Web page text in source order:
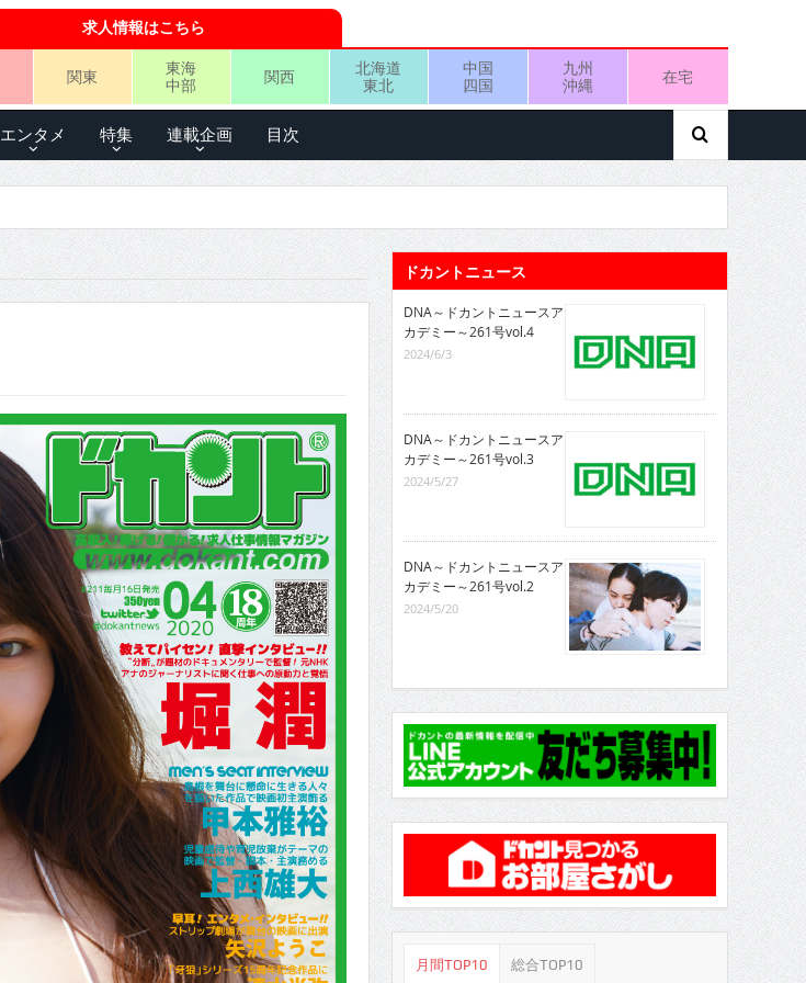
求人情報はこちら
関東
東海
中部
関西
北海道
東北
中国
四国
九州
沖縄
在宅
エンタメ 特集 連載企画 目次
ドカントニュース
DNA～ドカントニュースア
カデミー～261号vol.4
2024/6/3
DNA～ドカントニュースア
カデミー～261号vol.3
2024/5/27
DNA～ドカントニュースア
カデミー～261号vol.2
2024/5/20
月間TOP10 総合TOP10